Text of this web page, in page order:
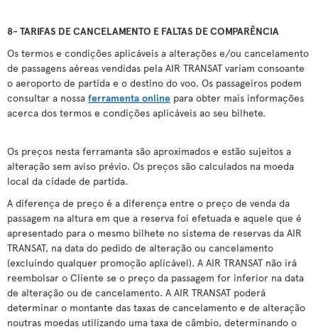
8- TARIFAS DE CANCELAMENTO E FALTAS DE COMPARÊNCIA
Os termos e condições aplicáveis a alterações e/ou cancelamento
de passagens aéreas vendidas pela AIR TRANSAT variam consoante
o aeroporto de partida e o destino do voo. Os passageiros podem
consultar a nossa ferramenta online para obter mais informações
acerca dos termos e condições aplicáveis ao seu bilhete.
Os preços nesta ferramanta são aproximados e estão sujeitos a
alteração sem aviso prévio. Os preços são calculados na moeda
local da cidade de partida.
A diferença de preço é a diferença entre o preço de venda da
passagem na altura em que a reserva foi efetuada e aquele que é
apresentado para o mesmo bilhete no sistema de reservas da AIR
TRANSAT, na data do pedido de alteração ou cancelamento
(excluindo qualquer promoção aplicável). A AIR TRANSAT não irá
reembolsar o Cliente se o preço da passagem for inferior na data
de alteração ou de cancelamento. A AIR TRANSAT poderá
determinar o montante das taxas de cancelamento e de alteração
noutras moedas utilizando uma taxa de câmbio, determinando o